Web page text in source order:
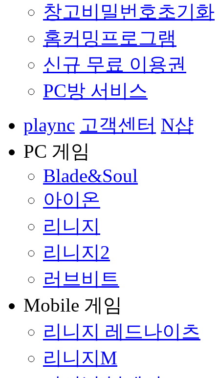
창고비밀번호초기화
홈커밍프로그램
신규 무료 이용권
PC방 서비스
plaync 고객센터 N샵
PC 게임
Blade&Soul
아이온
리니지
리니지2
러브비트
Mobile 게임
리니지 레드나이츠
리니지M